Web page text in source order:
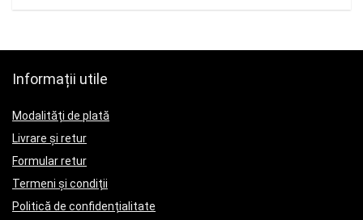
Informații utile
Modalități de plată
Livrare și retur
Formular retur
Termeni și condiții
Politică de confidențialitate